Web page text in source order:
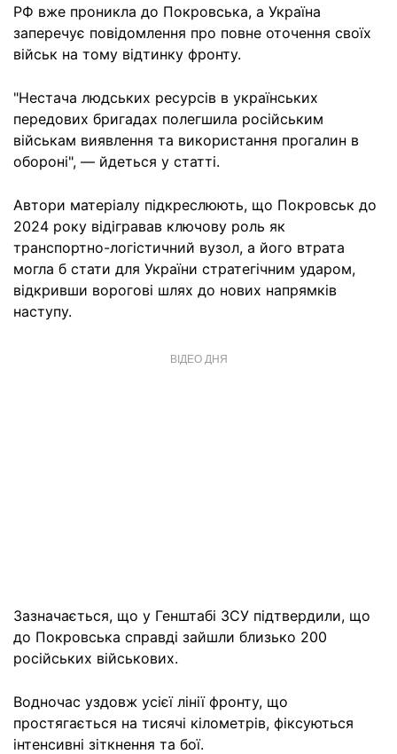
РФ вже проникла до Покровська, а Україна
заперечує повідомлення про повне оточення своїх
військ на тому відтинку фронту.
"Нестача людських ресурсів в українських
передових бригадах полегшила російським
військам виявлення та використання прогалин в
обороні", — йдеться у статті.
Автори матеріалу підкреслюють, що Покровськ до
2024 року відігравав ключову роль як
транспортно-логістичний вузол, а його втрата
могла б стати для України стратегічним ударом,
відкривши ворогові шлях до нових напрямків
наступу.
ВІДЕО ДНЯ
Зазначається, що у Генштабі ЗСУ підтвердили, що
до Покровська справді зайшли близько 200
російських військових.
Водночас уздовж усієї лінії фронту, що
простягається на тисячі кілометрів, фіксуються
інтенсивні зіткнення та бої.